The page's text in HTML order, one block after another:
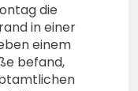
die
in einer
einem
befand,